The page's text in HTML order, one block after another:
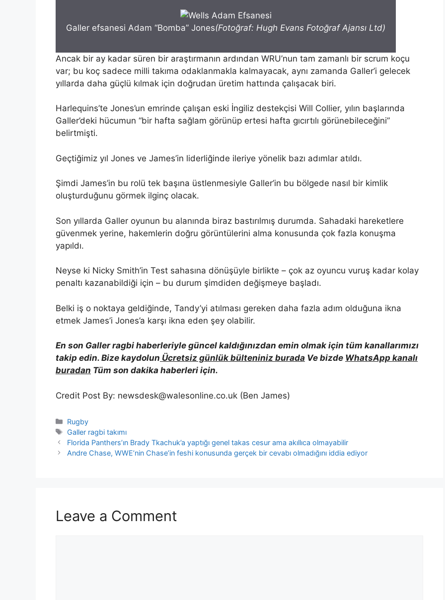
Galler efsanesi Adam “Bomba” Jones(Fotoğraf: Hugh Evans Fotoğraf Ajansı Ltd)
Ancak bir ay kadar süren bir araştırmanın ardından WRU’nun tam zamanlı bir scrum koçu
var; bu koç sadece milli takıma odaklanmakla kalmayacak, aynı zamanda Galler’i gelecek
yıllarda daha güçlü kılmak için doğrudan üretim hattında çalışacak biri.
Harlequins’te Jones’un emrinde çalışan eski İngiliz destekçisi Will Collier, yılın başlarında
Galler’deki hücumun “bir hafta sağlam görünüp ertesi hafta gıcırtılı görünebileceğini”
belirtmişti.
Geçtiğimiz yıl Jones ve James’in liderliğinde ileriye yönelik bazı adımlar atıldı.
Şimdi James’in bu rolü tek başına üstlenmesiyle Galler’in bu bölgede nasıl bir kimlik
oluşturduğunu görmek ilginç olacak.
Son yıllarda Galler oyunun bu alanında biraz bastırılmış durumda. Sahadaki hareketlere
güvenmek yerine, hakemlerin doğru görüntülerini alma konusunda çok fazla konuşma
yapıldı.
Neyse ki Nicky Smith’in Test sahasına dönüşüyle ​​birlikte – çok az oyuncu vuruş kadar kolay
penaltı kazanabildiği için – bu durum şimdiden değişmeye başladı.
Belki iş o noktaya geldiğinde, Tandy’yi atılması gereken daha fazla adım olduğuna ikna
etmek James’i Jones’a karşı ikna eden şey olabilir.
En son Galler ragbi haberleriyle güncel kaldığınızdan emin olmak için tüm kanallarımızı
takip edin. Bize kaydolun Ücretsiz günlük bülteniniz burada Ve bizde WhatsApp kanalı
buradan Tüm son dakika haberleri için.
Credit Post By: newsdesk@walesonline.co.uk (Ben James)
Categories
Rugby
Tags
Galler ragbi takımı
Florida Panthers’ın Brady Tkachuk’a yaptığı genel takas cesur ama akıllıca olmayabilir
Andre Chase, WWE’nin Chase’in feshi konusunda gerçek bir cevabı olmadığını iddia ediyor
Leave a Comment